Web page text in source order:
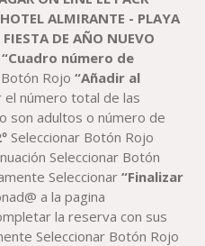
HOTEL ALMIRANTE - PLAYA
FIESTA DEAÑO NUEVO
“Cuadro número de
Rojo“Añadir al
el número total de las
son adultos o número de
Seleccionar Botón Rojo
Seleccionar Botón
Seleccionar“Finalizar
a la pagina
la reserva con sus
Seleccionar Botón Rojo